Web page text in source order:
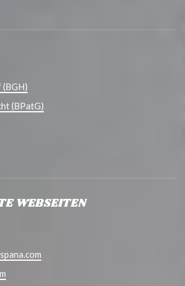
(BPatG)
WEBSEITEN